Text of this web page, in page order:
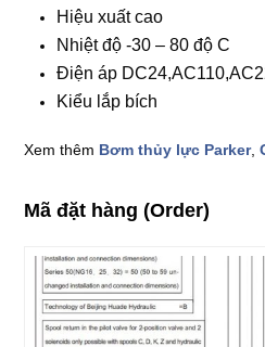
Hiệu xuất cao
Nhiệt độ -30 – 80 độ C
Điện áp
Kiểu lắp bích
Xem thêm Bơm thủy lực Parker,
Mã đặt hàng (Order)